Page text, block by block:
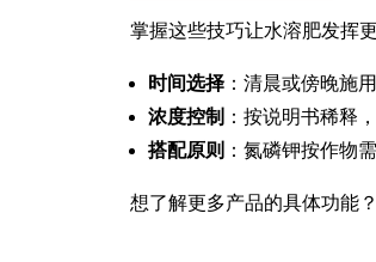
掌握这些技巧让水溶肥发挥
时间选择 ：清晨或傍晚施
浓度控制 ：按说明书稀释
搭配原则 ：氮磷钾按作物
想了解更多产品的具体功能